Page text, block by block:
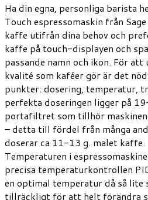
Ha din egna, personliga barista
Touch espressomaskin från
kaffe utifrån dina behov och
kaffe på touch-displayen och
passande namn och ikon. För att
kvalité som kaféer gör är det
punkter: dosering, temperatur,
perfekta doseringen ligger på
portafiltret som tillhör maskinen
– detta till fördel från många
doserar ca 11-13 g. malet kaffe.
Temperaturen i
precisa temperaturkontrollen
en optimal temperatur då så lite
tillräckligt för att helt förändra